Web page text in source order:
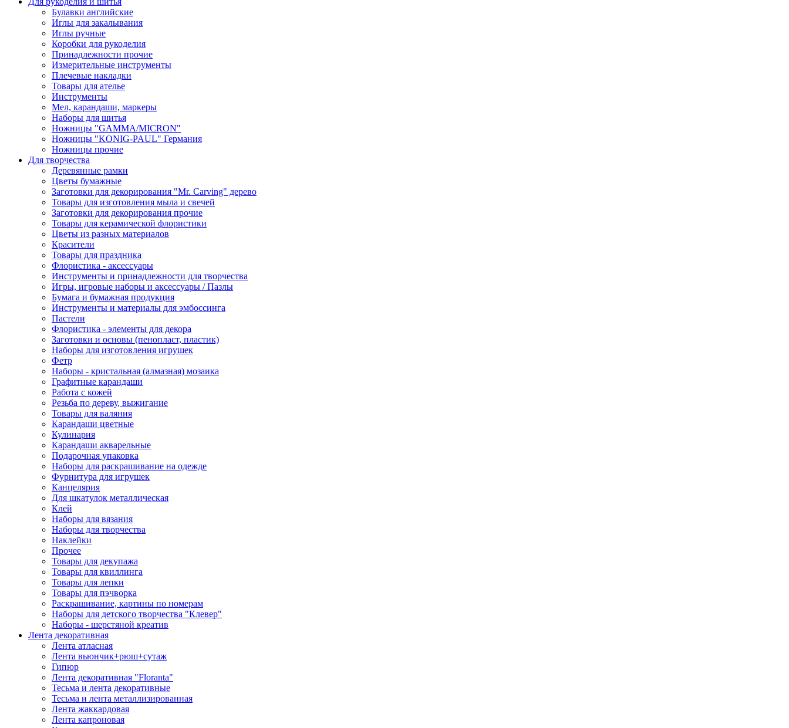
Булавки английские
Иглы для закалывания
Иглы ручные
Коробки для рукоделия
Принадлежности прочие
Измерительные инструменты
Плечевые накладки
Товары для ателье
Инструменты
Мел, карандаши, маркеры
Наборы для шитья
Ножницы "GAMMA/MICRON"
Ножницы "KONIG-PAUL" Германия
Ножницы прочие
Для творчества
Деревянные рамки
Цветы бумажные
Заготовки для декорирования "Mr. Carving" дерево
Товары для изготовления мыла и свечей
Заготовки для декорирования прочие
Товары для керамической флористики
Цветы из разных материалов
Красители
Товары для праздника
Флористика - аксессуары
Инструменты и принадлежности для творчества
Игры, игровые наборы и аксессуары / Пазлы
Бумага и бумажная продукция
Инструменты и материалы для эмбоссинга
Пастели
Флористика - элементы для декора
Заготовки и основы (пенопласт, пластик)
Наборы для изготовления игрушек
Фетр
Наборы - кристальная (алмазная) мозаика
Графитные карандаши
Работа с кожей
Резьба по дереву, выжигание
Товары для валяния
Карандаши цветные
Кулинария
Карандаши акварельные
Подарочная упаковка
Наборы для раскрашивание на одежде
Фурнитура для игрушек
Канцелярия
Для шкатулок металлическая
Клей
Наборы для вязания
Наборы для творчества
Наклейки
Прочее
Товары для декупажа
Товары для квиллинга
Товары для лепки
Товары для пэчворка
Раскрашивание, картины по номерам
Наборы для детского творчества "Клевер"
Наборы - шерстяной креатив
Лента декоративная
Лента атласная
Лента вьюнчик+рюш+сутаж
Гипюр
Лента декоративная "Floranta"
Тесьма и лента декоративные
Тесьма и лента металлизированная
Лента жаккардовая
Лента капроновая